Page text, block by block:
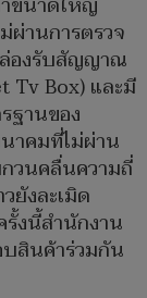
ผ่านการตรวจ
องรับสัญญาณ
Tv Box) และมี
ฐานของ
าคมที่ไม่ผ่าน
วนคลื่นความถี่
ยังละเมิด
งนี้สำนักงาน
บสินค้าร่วมกัน